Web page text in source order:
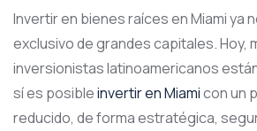
Invertir en bienes raíces en Miami ya
exclusivo de grandes capitales. Hoy,
inversionistas latinoamericanos
sí es posibleinvertir en Miamicon un
reducido, de forma estratégica,